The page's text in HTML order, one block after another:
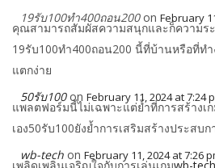
19รับ100ทํา400ถอน200 on February
คุณสามารถสัมผัสความสนุกและก็ความร
19รับ100ทํา400ถอน200 นี้ที่บ้านหรือที่ท
แตกง่าย
50รับ100 on February 11, 2024 at 7:24
แพลตฟอร์มนี้ไม่เฉพาะแต่ย้ำที่การสร้าง
เอง50รับ100ยังย้ำการเสริมสร้างประสบ
wb-tech on February 11, 2024 at 7:26